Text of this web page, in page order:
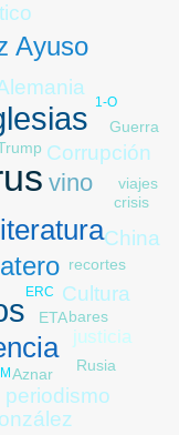
Ayuso
vino
Cultura
China
Corrupción
periodismo
justicia
bares
crisis
Guerra
recortes
Aznar
ETA
Rusia
viajes
ERC
1-O